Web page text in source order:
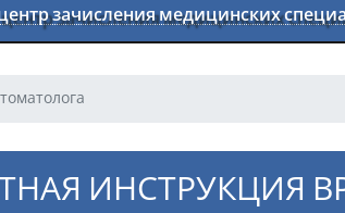
зачисления медицинских
ИНСТРУКЦИЯ